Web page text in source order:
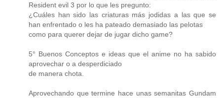
Resident evil 3 por lo que les pregunto:
¿Cuáles han sido las criaturas más jodidas a las que se
han enfrentado o les ha pateado demasiado las pelotas
como para querer dejar de jugar dicho game?
5° Buenos Conceptos e ideas que el anime no ha sabido
aprovechar o a desperdiciado
de manera chota.
Aprovechando que termine hace unas semanitas Gundam